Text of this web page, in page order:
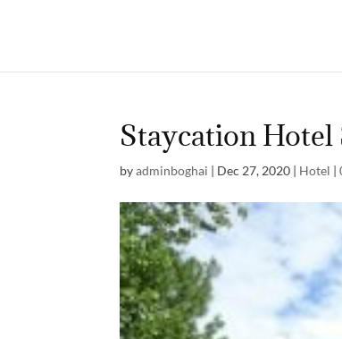
Staycation
byadminboghai | Dec 27, 2020 | Hotel |